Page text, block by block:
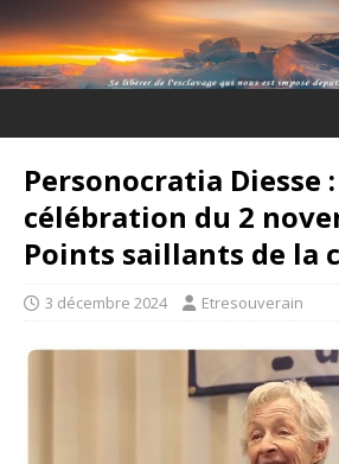
Personocratia Diesse :
célébration du 2
Points saillants de la
3 décembre 2024 Etresouverain